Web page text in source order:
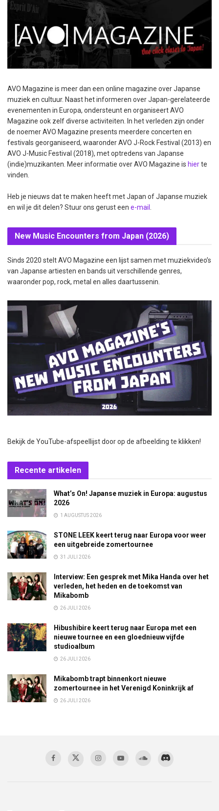
AVO Magazine is meer dan een online magazine over Japanse
muziek en cultuur. Naast het informeren over Japan-gerelateerde
evenementen in Europa, ondersteunt en organiseert AVO
Magazine ook zelf diverse activiteiten. In het verleden zijn onder
de noemer AVO Magazine presents meerdere concerten en
festivals georganiseerd, waaronder AVO J-Rock Festival (2013) en
AVO J-Music Festival (2018), met optredens van Japanse
(indie)muzikanten. Meer informatie over AVO Magazine is hierte
vinden.
Heb je nieuws dat te maken heeft met Japan of Japanse muziek
en wil je dit delen? Stuur ons gerust een e-mail
New Music Encounters from Japan (2026)
Sinds 2020 stelt AVO Magazine een lijst samen met muziekvideo’s
van Japanse artiesten en bands uit verschillende genres,
waaronder pop, rock, metal en alles daartussenin.
Bekijk de YouTube-afspeellijst door op de afbeelding te klikken!
Recente artikelen
What’s On! Japanse muziek in Europa: augustus
2026
1 AUGUSTUS 2026
STONE LEEK keert terug naar Europa voor weer
een uitgebreide zomertournee
31 JULI 2026
Interview: Een gesprek met Mika Handa over het
verleden, het heden en de toekomst van
Mikabomb
26 JULI 2026
Hibushibire keert terug naar Europa met een
nieuwe tournee en een gloednieuw vijfde
studioalbum
26 JULI 2026
Mikabomb trapt binnenkort nieuwe
zomertournee in het Verenigd Koninkrijk af
26 JULI 2026